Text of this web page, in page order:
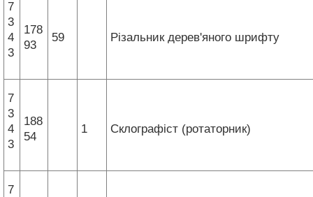
7
3
4
3
178
93
59 Різальник дерев'яного шрифту
7
3
4
3
188
54
1 Склографіст (ротаторник)
7